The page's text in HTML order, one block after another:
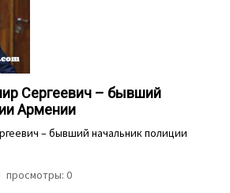
Сергеевич – бывший
Армении
– бывший начальник полиции
просмотры: 0